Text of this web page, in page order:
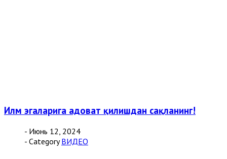
Илм эгаларига адоват қилишдан сақланинг!
- Июнь 12, 2024
- Category ВИДЕО